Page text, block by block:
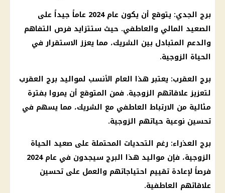
برج الجدي
: يتوقع أن يكون عام 2024 عاماً جيداً على
الصعيد المالي والعاطفي. حيث ستتزايد فرص التفاهم
والدعم المتبادل بين الشريك، مما يعزز الاستقرار في
الحياة الزوجية.
برج العقرب: يعتبر هذا العام الأنسب لمواليد برج العقرب
لتعزيز علاقاتهم الزوجية. فمن المتوقع أن يمروا بفترة
مثالية من الارتباط العاطفي مع الشريك، مما يسهم في
تحسين نوعية حياتهم الزوجية.
برج العذراء: رغم التحديات المحتملة على صعيد الحياة
الزوجية، فإن مواليد
هذا البرج سيجدون في عام 2024
فرصاً لإعادة تقييم احتياجاتهم والعمل على تحسين
علاقاتهم العاطفية.